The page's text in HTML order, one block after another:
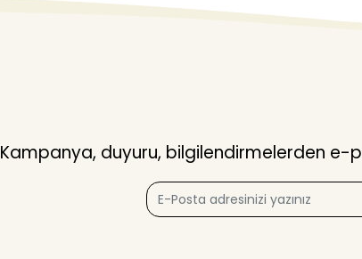
Kampanya, duyuru, bilgilendirmelerden